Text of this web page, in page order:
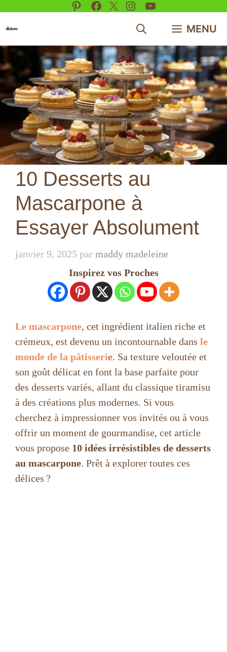
Pinterest
Facebook
X Instagram
YouTube
MENU
10 Desserts au
Mascarpone à
Essayer Absolument
janvier 9, 2025 par maddy madeleine
Inspirez vos Proches
Le mascarpone, cet ingrédient italien riche et
crémeux, est devenu un incontournable dans le
monde de la pâtisserie. Sa texture veloutée et
son goût délicat en font la base parfaite pour
des desserts variés, allant du classique tiramisu
à des créations plus modernes. Si vous
cherchez à impressionner vos invités ou à vous
offrir un moment de gourmandise, cet article
vous propose 10 idées irrésistibles de desserts
au mascarpone. Prêt à explorer toutes ces
délices ?